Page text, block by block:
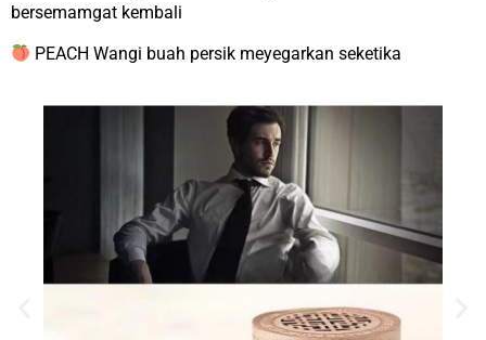
bersemamgat kembali
PEACH Wangi buah persik meyegarkan seketika